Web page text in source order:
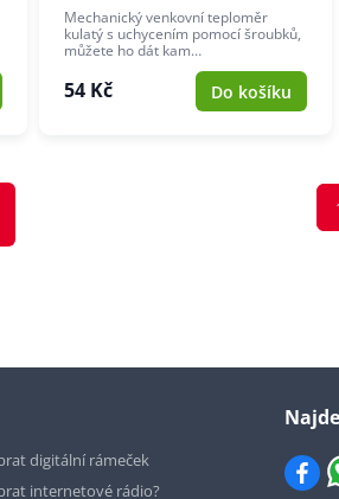
Mechanický venkovní teploměr
kulatý s uchycením pomocí šroubků,
můžete ho dát kam…
54 Kč Do košíku
digitální rámeček
internetové rádio?